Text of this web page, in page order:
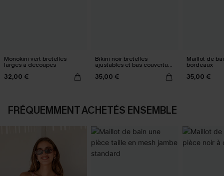
Monokini vert bretelles
larges à découpes
32,00 €
Bikini noir bretelles
ajustables et bas couverture
classique
35,00 €
Maillot de
bordeaux
35,00 €
FRÉQUEMMENT ACHETÉS ENSEMBLE